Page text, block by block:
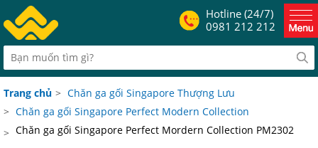
Hotline (24/7)
0981 212 212
Trang chủ > Chăn ga gối Singapore Thượng Lưu
> Chăn ga gối Singapore Perfect Modern Collection
> Chăn ga gối Singapore Perfect Mordern Collection PM2302